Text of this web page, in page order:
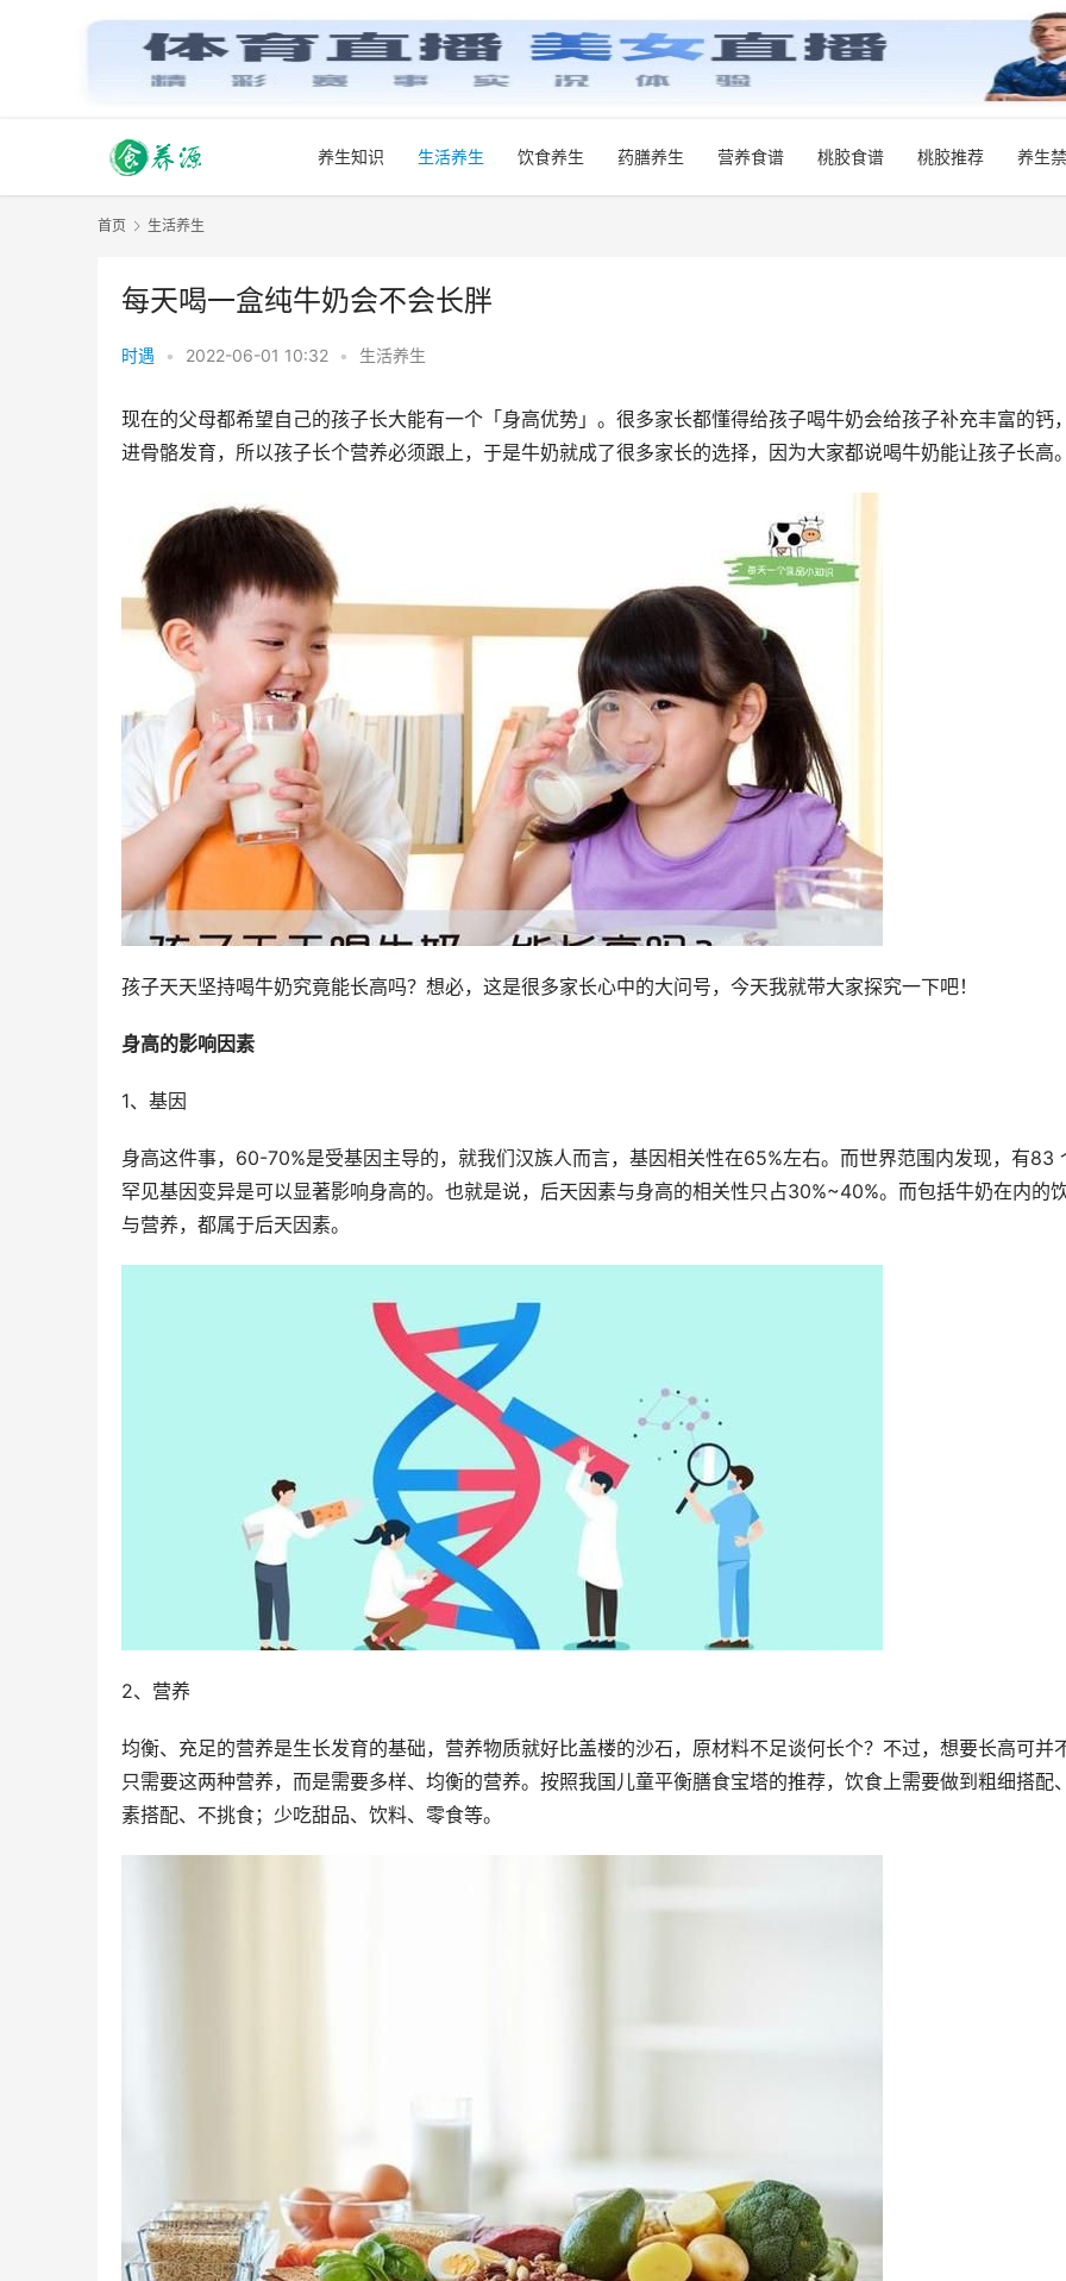
养生知识 生活养生 饮食养生 药膳养生 营养食谱 桃胶食谱 桃胶推荐 养生
首页 生活养生
每天喝一盒纯牛奶会不会长胖
时遇 • 2022-06-01 10:32 • 生活养生
现在的父母都希望自己的孩子长大能有一个「身高优势」。很多家长都懂得给孩子喝牛奶会给孩子补充丰富的钙
进骨骼发育，所以孩子长个营养必须跟上，于是牛奶就成了很多家长的选择，因为大家都说喝牛奶能让孩子长高
孩子天天坚持喝牛奶究竟能长高吗？想必，这是很多家长心中的大问号，今天我就带大家探究一下吧！
身高的影响因素
1、基因
身高这件事，60-70%是受基因主导的，就我们汉族人而言，基因相关性在65%左右。而世界范围内发现，有83
罕见基因变异是可以显著影响身高的。也就是说，后天因素与身高的相关性只占30%~40%。而包括牛奶在内的
与营养，都属于后天因素。
2、营养
均衡、充足的营养是生长发育的基础，营养物质就好比盖楼的沙石，原材料不足谈何长个？不过，想要长高可并
只需要这两种营养，而是需要多样、均衡的营养。按照我国儿童平衡膳食宝塔的推荐，饮食上需要做到粗细搭配
素搭配、不挑食；少吃甜品、饮料、零食等。